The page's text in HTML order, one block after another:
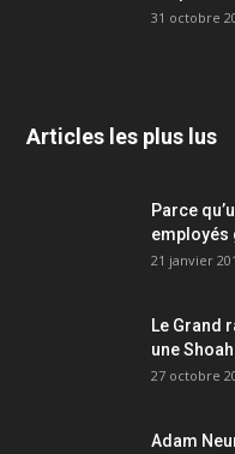
31 octobre
Articles les plus lus
Parce
employés
21 janvier
Le Grand
une
27 octobre
Adam